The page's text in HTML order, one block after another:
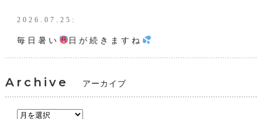
2026.07.25:
毎日暑い 日が続きますね
Archive アーカイブ